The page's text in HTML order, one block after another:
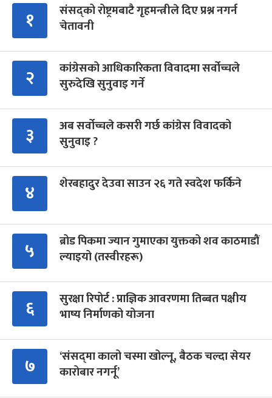
१
संसद्को रोष्ट्रमबाटै गृहमन्त्रीले दिए प्रश्न नगर्न
चेतावनी
२
कांग्रेसको आधिकारिकता विवादमा सर्वोच्चले
सुरुदेखि सुनुवाइ गर्ने
३
अब सर्वोच्चले कसरी गर्छ कांग्रेस विवादको
सुनुवाइ ?
४ शेरबहादुर देउवा साउन २६ गते स्वदेश फर्किने
५
ब्रोड पिकमा ज्यान गुमाएका युक्तको शव काठमाडौं
ल्याइयो (तस्वीरहरू)
६
सुरक्षा रिपोर्ट : प्राज्ञिक आवरणमा तिब्बत पक्षीय
भाष्य निर्माणको योजना
७
‘संसद्‍मा कालो चस्मा खोल्नू, बैठक चल्दा सेयर
कारोबार नगर्नू’